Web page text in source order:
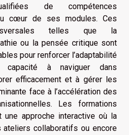
de compétences
cœur de ses modules. Ces
telles que la
ou la pensée critique sont
pour renforcer l’adaptabilité
capacité à naviguer dans
efficacement et à gérer les
face à l’accélération des
Les formations
une approche interactive où la
collaboratifs ou encore